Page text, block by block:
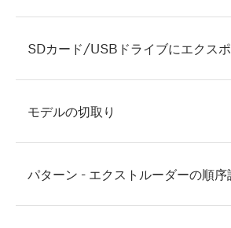
SDカード/USBドライブにエクスポ
モデルの切取り
パターン - エクストルーダーの順序